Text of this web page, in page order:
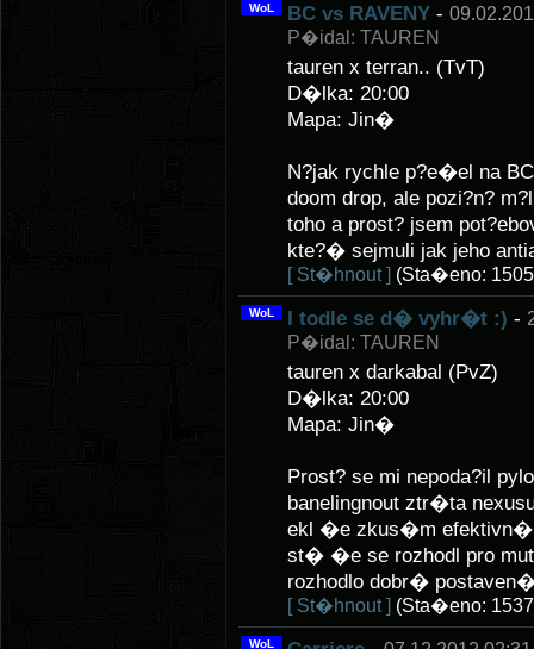
WoL BC vs RAVENY -
P�idal: TAUREN
tauren x terran.. (TvT)
D�lka: 20:00
Mapa: Jin�
N?jak rychle p?e�el na
doom drop, ale pozi?n?
toho a prost? jsem
kte?� sejmuli jak jeho
[ St�hnout ] (Sta�eno:
WoL I todle se d� vyhr�t :) -
P�idal: TAUREN
tauren x darkabal (PvZ)
D�lka: 20:00
Mapa: Jin�
Prost? se mi nepoda?il
banelingnout ztr�ta
ekl �e zkus�m efektivn�
st� �e se rozhodl pro
rozhodlo dobr�
[ St�hnout ] (Sta�eno:
WoL